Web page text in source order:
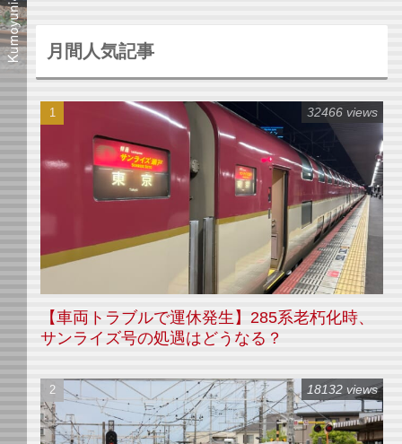
月間人気記事
【車両トラブルで運休発生】285系老朽化時、
サンライズ号の処遇はどうなる？
32466 views
18132 views